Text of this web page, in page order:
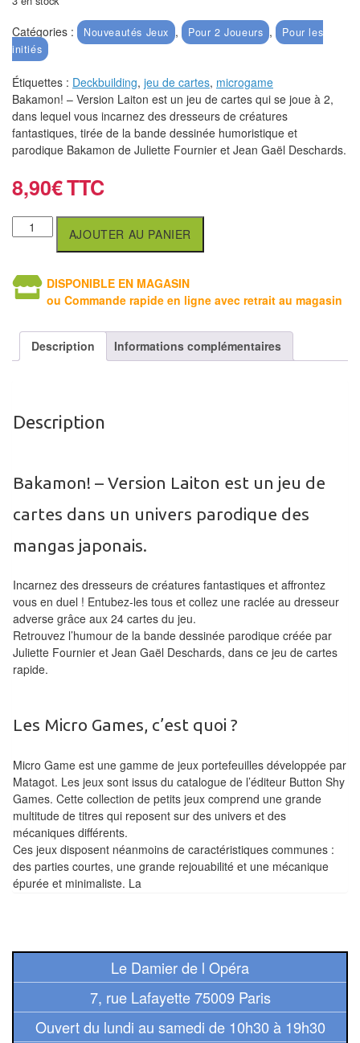
Ecoles
&
clubs
Echiquiers
muraux/Plein
air
Echiquier
pour
aveugles
Logiciels
d'échecs
Livres
Livres
Accessoires
de
société
Jeux
de
Collectionner
(TCG)
Les
Classiques
Pour
les
la
Pour
les
Catégories : Nouveautés Jeux , Pour 2 Joueurs , Pour les
initiés
Étiquettes : Deckbuilding, jeu de cartes, microgame
Bakamon! – Version Laiton est un jeu de cartes qui se joue à 2,
dans lequel vous incarnez des dresseurs de créatures
fantastiques, tirée de la bande dessinée humoristique et
parodique Bakamon de Juliette Fournier et Jean Gaël Deschards.
8,90€
AJOUTER AU PANIER
DISPONIBLE EN MAGASIN
ou Commande rapide en ligne avec retrait au magasin
Description Informations complémentaires
Description
Bakamon! – Version Laiton est un jeu de
cartes dans un univers parodique des
mangas japonais.
Incarnez des dresseurs de créatures fantastiques et affrontez
vous en duel ! Entubez-les tous et collez une raclée au dresseur
adverse grâce aux 24 cartes du jeu.
Retrouvez l’humour de la bande dessinée parodique créée par
Juliette Fournier et Jean Gaël Deschards, dans ce jeu de cartes
rapide.
Les Micro Games, c’est quoi ?
Micro Game est une gamme de jeux portefeuilles développée par
Matagot. Les jeux sont issus du catalogue de l’éditeur Button Shy
Games. Cette collection de petits jeux comprend une grande
multitude de titres qui reposent sur des univers et des
mécaniques différents.
Ces jeux disposent néanmoins de caractéristiques communes :
des parties courtes, une grande rejouabilité et une mécanique
épurée et minimaliste. La
Le Damier de l Opéra
7, rue Lafayette 75009 Paris
Ouvert du lundi au samedi de 10h30 à 19h30